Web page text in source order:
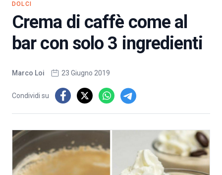
DOLCI
Crema di caffè come al
bar con solo 3 ingredienti
Marco Loi 23 Giugno 2019
Condividi su